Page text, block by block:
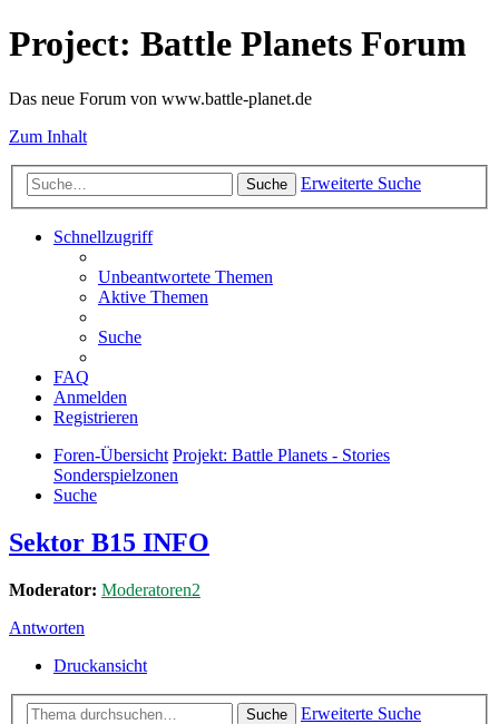
Project: Battle Planets Forum
Das neue Forum von www.battle-planet.de
Zum Inhalt
Suche Erweiterte Suche
Schnellzugriff
Unbeantwortete Themen
Aktive Themen
Suche
FAQ
Anmelden
Registrieren
Foren-Übersicht Projekt: Battle Planets - Stories
Sonderspielzonen
Suche
Sektor B15 INFO
Moderator: Moderatoren2
Antworten
Druckansicht
Suche
Erweiterte Suche